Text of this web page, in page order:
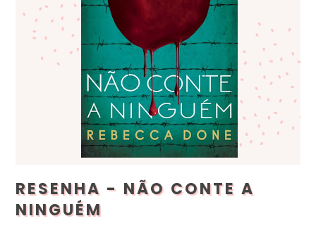
RESENHA - NÃO CONTE A
NINGUÉM